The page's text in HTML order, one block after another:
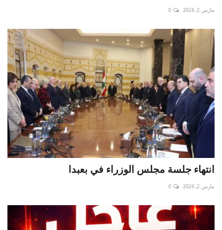
مارس 2, 2026 0
انتهاء جلسة مجلس الوزراء في بعبدا
مارس 2, 2026 0